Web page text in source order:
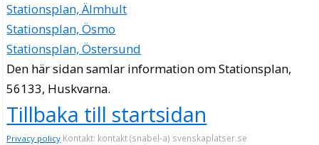
Stationsplan, Älmhult
Stationsplan, Ösmo
Stationsplan, Östersund
Den här sidan samlar information om Stationsplan,
56133, Huskvarna.
Tillbaka till startsidan
Privacy policy Kontakt: kontakt (snabel-a) svenskaplatser.se